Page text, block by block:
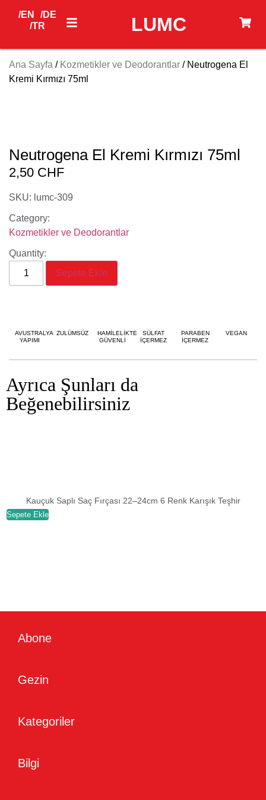
LUMC
/EN
/DE
/TR
Ana Sayfa / Kozmetikler ve Deodorantlar / Neutrogena El
Kremi Kırmızı 75ml
Neutrogena El Kremi Kırmızı 75ml
2,50 CHF
SKU: lumc-309
Category:
Kozmetikler ve Deodorantlar
Quantity:
Sepete Ekle
AVUSTRALYA
YAPIMI
ZULÜMSÜZ
HAMİLELİKTE
GÜVENLİ
SÜLFAT
İÇERMEZ
PARABEN
İÇERMEZ
VEGAN
Ayrıca Şunları da
Beğenebilirsiniz
Kauçuk Saplı Saç Fırçası 22–24cm 6 Renk Karışık Teşhir
Sepete Ekle
Abone
Gezin
Kategoriler
Bilgi